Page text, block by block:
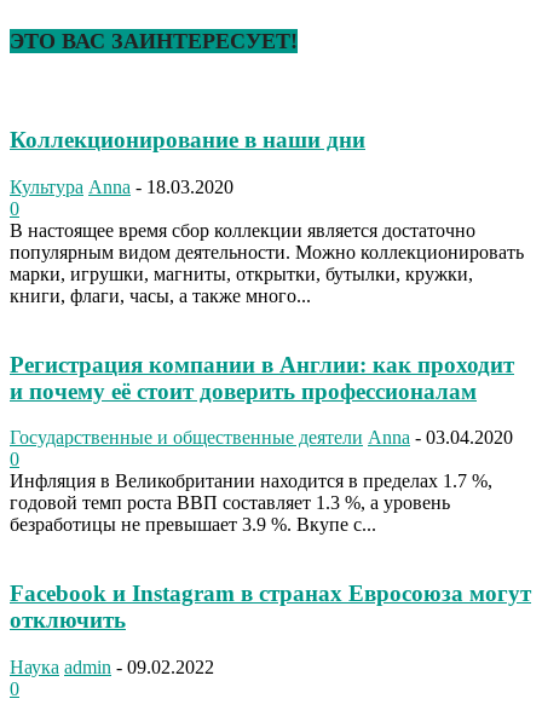
ЭТО ВАС ЗАИНТЕРЕСУЕТ!
Коллекционирование в наши дни
Культура Anna - 18.03.2020
0
В настоящее время сбор коллекции является достаточно
популярным видом деятельности. Можно коллекционировать
марки, игрушки, магниты, открытки, бутылки, кружки,
книги, флаги, часы, а также много...
Регистрация компании в Англии: как проходит
и почему её стоит доверить профессионалам
Государственные и общественные деятели Anna - 03.04.2020
0
Инфляция в Великобритании находится в пределах 1.7 %,
годовой темп роста ВВП составляет 1.3 %, а уровень
безработицы не превышает 3.9 %. Вкупе с...
Facebook и Instagram в странах Евросоюза могут
отключить
Наука admin - 09.02.2022
0